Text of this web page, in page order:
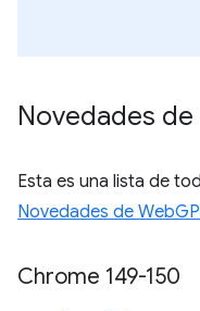
Novedades de
Esta es una lista de
Novedades de
Chrome 149-150